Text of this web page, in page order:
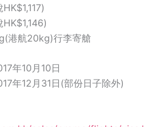
港航20kg)行李寄艙
年10月10日
年12月31日(部份日子除外)